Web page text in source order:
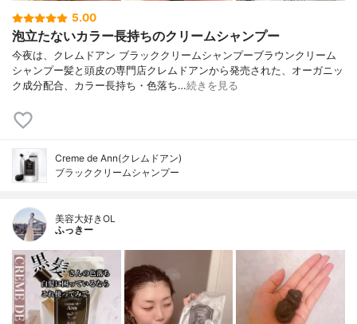
5.00
泡立たないカラー長持ちのクリームシャンプー
今夜は、クレムドアン ブラッククリームシャンプーブラウンクリーム
シャンプー髪と頭皮の専門店クレムドアンから発売された、オーガニッ
ク成分配合、カラー長持ち・色落ち…続きを見る
Creme de Ann(クレムドアン)
ブラッククリームシャンプー
美容大好きOL
ふっきー